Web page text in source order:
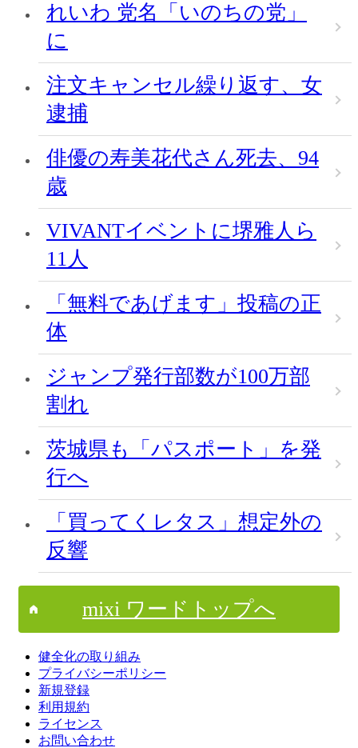
れいわ 党名「いのちの党」
に
注文キャンセル繰り返す、女
逮捕
俳優の寿美花代さん死去、94
歳
VIVANTイベントに堺雅人ら
11人
「無料であげます」投稿の正
体
ジャンプ発行部数が100万部
割れ
茨城県も「パスポート」を発
行へ
「買ってくレタス」想定外の
反響
mixi ワードトップへ
健全化の取り組み
プライバシーポリシー
新規登録
利用規約
ライセンス
お問い合わせ